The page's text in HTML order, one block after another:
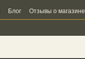
Блог Отзывы о магазине